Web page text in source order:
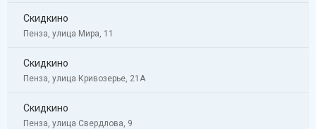
Скидкино
Пенза, улица Мира, 11
Скидкино
Пенза, улица Кривозерье, 21А
Скидкино
Пенза, улица Свердлова, 9